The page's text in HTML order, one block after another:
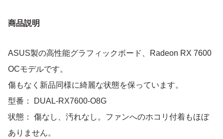
商品説明
ASUS製の高性能グラフィックボード、Radeon RX 7600
OCモデルです。
傷もなく新品同様に綺麗な状態を保っています。
型番： DUAL-RX7600-O8G
状態： 傷なし、汚れなし。ファンへのホコリ付着もほぼ
ありません。